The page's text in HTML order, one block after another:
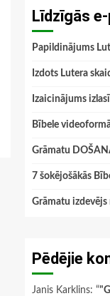
Līdzīgās
Papildinājums
Izdots Lutera
Izaicinājums
Bībele
Grāmatu
7 šokējošākās
Grāmatu
Pēdējie
Janis Karklins: “